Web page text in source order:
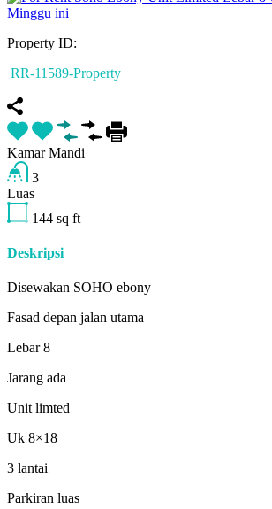
Property ID:
RR-11589-Property
Kamar Mandi
3
Luas
144 sq ft
Deskripsi
Disewakan SOHO ebony
Fasad depan jalan utama
Lebar 8
Jarang ada
Unit limted
Uk 8×18
3 lantai
Parkiran luas